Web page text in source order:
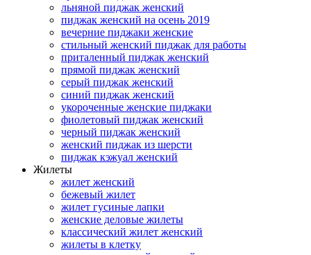
льняной пиджак женский
пиджак женский на осень 2019
вечерние пиджаки женские
стильный женский пиджак для работы
приталенный пиджак женский
прямой пиджак женский
серый пиджак женский
синий пиджак женский
укороченные женские пиджаки
фиолетовый пиджак женский
черный пиджак женский
женский пиджак из шерсти
пиджак кэжуал женский
Жилеты
жилет женский
бежевый жилет
жилет гусиные лапки
женские деловые жилеты
классический жилет женский
жилеты в клетку